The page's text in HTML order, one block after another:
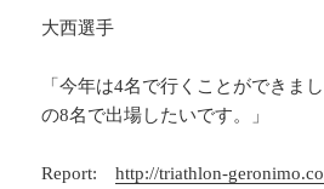
大西選手
「今年は4名で行くことができま
の8名で出場したいです。」
Report:http://triathlon-